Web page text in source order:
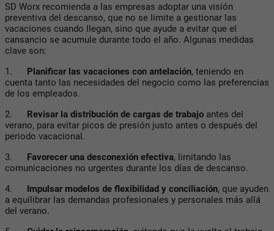
SD Worx recomienda a las empresas adoptar una visión
preventiva del descanso, que no se limite a gestionar las
vacaciones cuando llegan, sino que ayude a evitar que el
cansancio se acumule durante todo el año. Algunas medidas
clave son:
1. Planificar las vacaciones con antelación, teniendo en
cuenta tanto las necesidades del negocio como las preferencias
de los empleados.
2. Revisar la distribución de cargas de trabajo antes del
verano, para evitar picos de presión justo antes o después del
periodo vacacional.
3. Favorecer una desconexión efectiva, limitando las
comunicaciones no urgentes durante los días de descanso.
4. Impulsar modelos de flexibilidad y conciliación, que ayuden
a equilibrar las demandas profesionales y personales más allá
del verano.